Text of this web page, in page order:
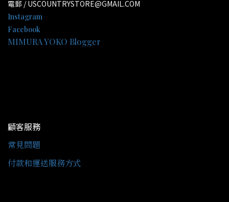
電郵 / USCOUNTRYSTORE@GMAIL.COM
Instagram
Facebook
MIMURA YOKO Blogger
顧客服務
常見問題
付款和運送服務方式